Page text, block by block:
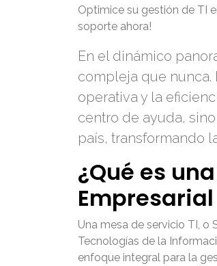
Optimice su gestión de TI
soporte ahora!
En el dinámico
compleja que
operativa y la
centro de ayuda,
país, transformando
¿Qué es
Una mesa de servicio TI,
Tecnologías de la
enfoque integral para la